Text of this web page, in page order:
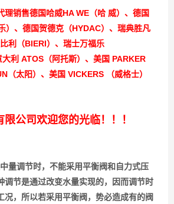
理销售德国哈威HA WE（哈 威）、德国
）、德国贺德克（HYDAC）、瑞典胜凡
利（BIERI）、瑞士万福乐
大利 ATOS（阿托斯）、美国 PARKER
（太阳）、美国 VICKERS （威格士）
公司欢迎您的光临！！！
量调节时，不能采用平衡阀和自力式压
调节是通过改变水量实现的，因而调节时
况，所以若采用平衡阀，势必造成有的阀